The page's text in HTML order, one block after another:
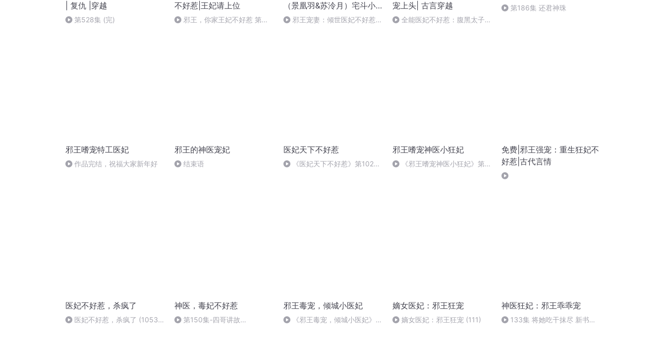
| 复仇 |穿越
第528集 (完)
不好惹|王妃请上位
邪王，你家王妃不好惹 第
（景凰羽&苏泠月）宅斗小
说 邪王宠妻：倾世医妃不好惹
宠上头| 古言穿越
全能医妃不好惹：腹黑太子宠
第186集 还君神珠
邪王嗜宠特工医妃
作品完结，祝福大家新年好
邪王的神医宠妃
结束语
医妃天下不好惹
《医妃天下不好惹》第102集
邪王嗜宠神医小狂妃
《邪王嗜宠神医小狂妃》第六
免费|邪王强宠：重生狂妃不
好惹|古代言情
医妃不好惹，杀疯了
医妃不好惹，杀疯了 (1053
神医，毒妃不好惹
第150集-四哥讲故
邪王毒宠，倾城小医妃
《邪王毒宠，倾城小医妃》
嫡女医妃：邪王狂宠
嫡女医妃：邪王狂宠 (111)
神医狂妃：邪王乖乖宠
133集 将她吃干抹尽 新书